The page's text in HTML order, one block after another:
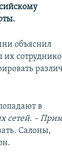
объяснил
в
сетей. –
Салоны,